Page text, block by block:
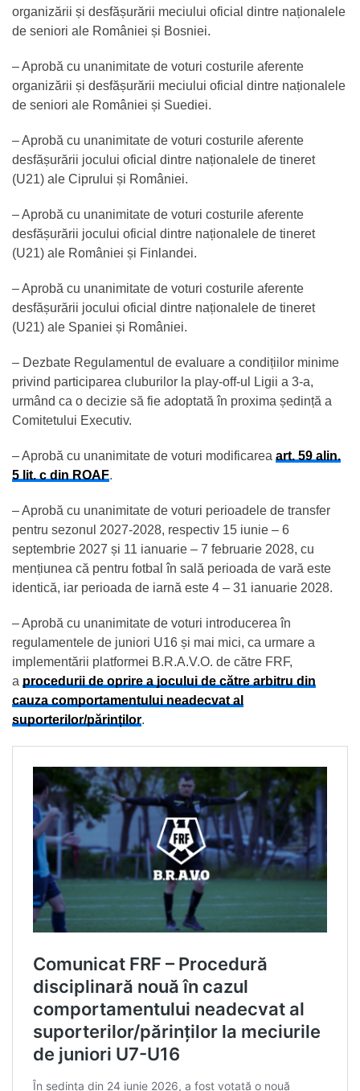
organizării și desfășurării meciului oficial dintre naționalele
de seniori ale României și Bosniei.
– Aprobă cu unanimitate de voturi costurile aferente
organizării și desfășurării meciului oficial dintre naționalele
de seniori ale României și Suediei.
– Aprobă cu unanimitate de voturi costurile aferente
desfășurării jocului oficial dintre naționalele de tineret
(U21) ale Ciprului și României.
– Aprobă cu unanimitate de voturi costurile aferente
desfășurării jocului oficial dintre naționalele de tineret
(U21) ale României și Finlandei.
– Aprobă cu unanimitate de voturi costurile aferente
desfășurării jocului oficial dintre naționalele de tineret
(U21) ale Spaniei și României.
– Dezbate Regulamentul de evaluare a condițiilor minime
privind participarea cluburilor la play-off-ul Ligii a 3-a,
urmând ca o decizie să fie adoptată în proxima ședință a
Comitetului Executiv.
– Aprobă cu unanimitate de voturi modificarea art. 59 alin.
5 lit. c din ROAF.
– Aprobă cu unanimitate de voturi perioadele de transfer
pentru sezonul 2027-2028, respectiv 15 iunie – 6
septembrie 2027 și 11 ianuarie – 7 februarie 2028, cu
mențiunea că pentru fotbal în sală perioada de vară este
identică, iar perioada de iarnă este 4 – 31 ianuarie 2028.
– Aprobă cu unanimitate de voturi introducerea în
regulamentele de juniori U16 și mai mici, ca urmare a
implementării platformei B.R.A.V.O. de către FRF,
a procedurii de oprire a jocului de către arbitru din
cauza comportamentului neadecvat al
suporterilor/părinților.